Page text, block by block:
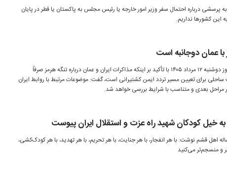
پرسشی درباره احتمال سفر وزیر امور خارجه یا رئیس مجلس به پاکستان یا قطر در پایان
این کشورها نداریم.
عمان دوجانبه است
اسماعیل بقائی، در نشست خبری امروز دوشنبه ۱۲ مرداد ۱۴۰۵ با تأکید بر اینکه مذاکرات ایران و عمان درباره تنگه هرمز صرفاً
برای تعیین مسیر تردد ایمن کشتیرانی است، گفت: موضوعات مرتبط با روابط ایران
مراحل بعدی و متناسب با شرایط بررسی خواهد شد.
خیل کودکان شهید راه عزت و استقلال ایران پیوست
اهل قشم نوشت: با هر انفجار، با هر جنایت، با هر تحریم، با هر تهدید، با هر کودک‌کشی،
و منسجم‌تر می‌کنید